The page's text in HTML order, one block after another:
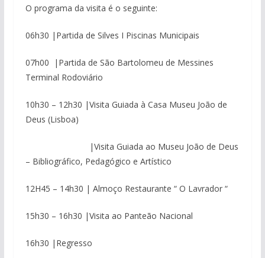
O programa da visita é o seguinte:
06h30 |Partida de Silves I Piscinas Municipais
07h00 |Partida de São Bartolomeu de Messines
Terminal Rodoviário
10h30 – 12h30 |Visita Guiada à Casa Museu João de
Deus (Lisboa)
|Visita Guiada ao Museu João de Deus
– Bibliográfico, Pedagógico e Artístico
12H45 – 14h30 | Almoço Restaurante “ O Lavrador “
15h30 – 16h30 |Visita ao Panteão Nacional
16h30 |Regresso